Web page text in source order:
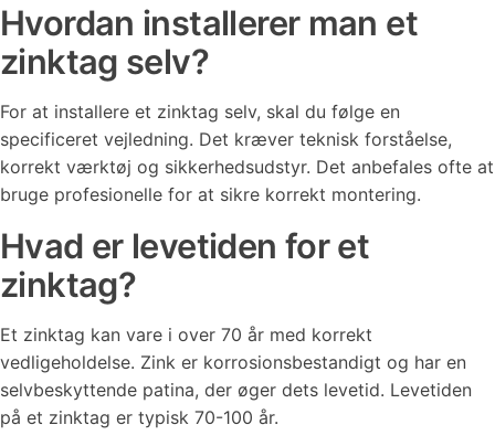
Hvordan installerer man et
zinktag selv?
For at installere et zinktag selv, skal du følge en
specificeret vejledning. Det kræver teknisk forståelse,
korrekt værktøj og sikkerhedsudstyr. Det anbefales ofte at
bruge profesionelle for at sikre korrekt montering.
Hvad er levetiden for et
zinktag?
Et zinktag kan vare i over 70 år med korrekt
vedligeholdelse. Zink er korrosionsbestandigt og har en
selvbeskyttende patina, der øger dets levetid. Levetiden
på et zinktag er typisk 70-100 år.